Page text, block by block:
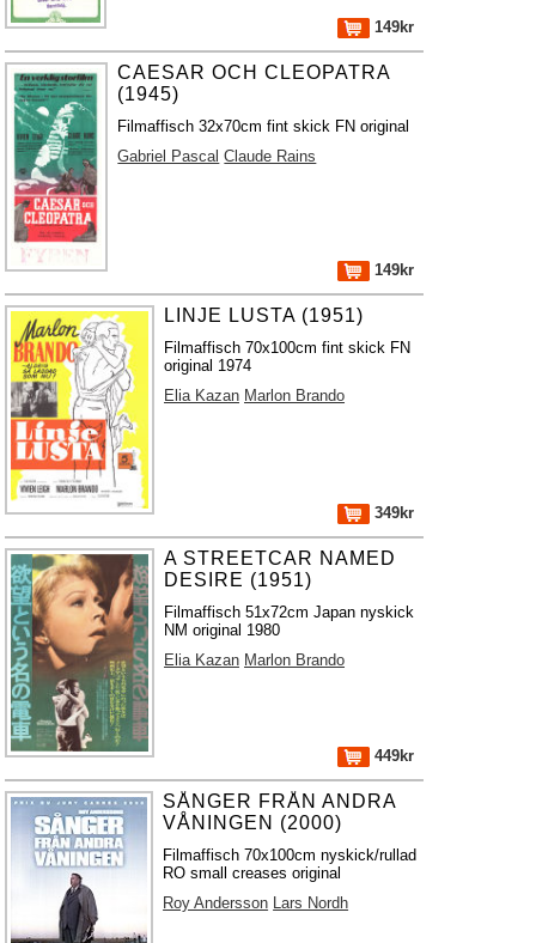
149kr
CAESAR OCH CLEOPATRA
(1945)
Filmaffisch 32x70cm fint skick FN original
Gabriel Pascal Claude Rains
149kr
LINJE LUSTA (1951)
Filmaffisch 70x100cm fint skick FN
original 1974
Elia Kazan Marlon Brando
349kr
A STREETCAR NAMED
DESIRE (1951)
Filmaffisch 51x72cm Japan nyskick
NM original 1980
Elia Kazan Marlon Brando
449kr
SÅNGER FRÅN ANDRA
VÅNINGEN (2000)
Filmaffisch 70x100cm nyskick/rullad
RO small creases original
Roy Andersson Lars Nordh